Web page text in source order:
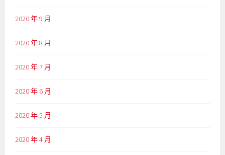
2020 年 9 月
2020 年 8 月
2020 年 7 月
2020 年 6 月
2020 年 5 月
2020 年 4 月